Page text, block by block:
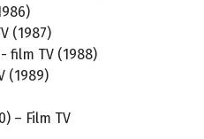
(1987)
film TV (1988)
(1989)
– Film TV